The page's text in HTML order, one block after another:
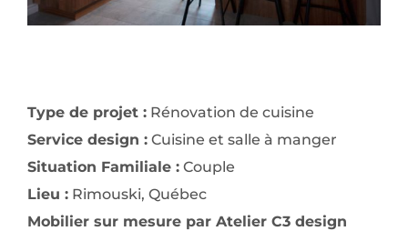
Type de projet :Rénovation de cuisine
Service design :Cuisine et salle à manger
Situation Familiale :Couple
Lieu :Rimouski, Québec
Mobilier sur mesure par Atelier C3 design